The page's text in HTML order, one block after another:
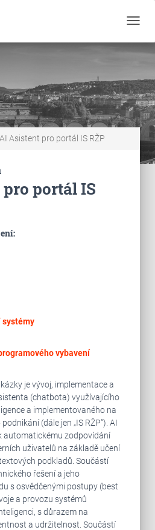
AI Asistent pro portál IS RŽP
portál IS
systémy
vybavení
je vývoj, implementace a
(chatbota) využívajícího
a implementovaného na
(dále jen „IS RŽP“). AI
automatickému zodpovídání
uživatelů na základě učení
podkladů. Součástí
řešení a jeho
s osvědčenými postupy (best
a provozu systémů
s důrazem na
a udržitelnost. Součástí